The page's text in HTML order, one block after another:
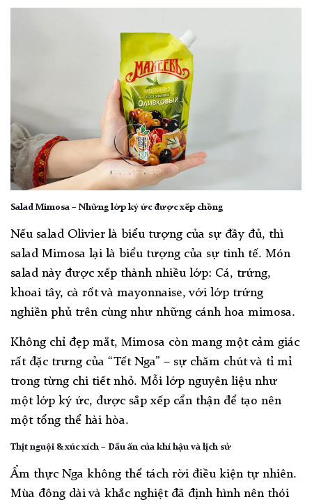
Salad Mimosa – Những lớp ký ức được xếp chồng
Nếu salad Olivier là biểu tượng của sự đầy đủ, thì
salad Mimosa lại là biểu tượng của sự tinh tế. Món
salad này được xếp thành nhiều lớp: Cá, trứng,
khoai tây, cà rốt và mayonnaise, với lớp trứng
nghiền phủ trên cùng như những cánh hoa mimosa.
Không chỉ đẹp mắt, Mimosa còn mang một cảm giác
rất đặc trưng của “Tết Nga” – sự chăm chút và tỉ mỉ
trong từng chi tiết nhỏ. Mỗi lớp nguyên liệu như
một lớp ký ức, được sắp xếp cẩn thận để tạo nên
một tổng thể hài hòa.
Thịt nguội & xúc xích – Dấu ấn của khí hậu và lịch sử
Ẩm thực Nga không thể tách rời điều kiện tự nhiên.
Mùa đông dài và khắc nghiệt đã định hình nên thói